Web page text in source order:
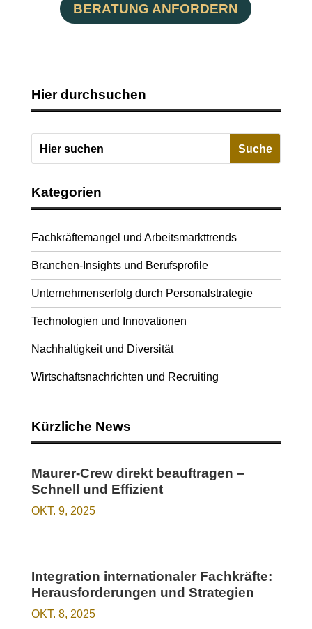
BERATUNG ANFORDERN
Hier durchsuchen
Kategorien
Fachkräftemangel und Arbeitsmarkttrends
Branchen-Insights und Berufsprofile
Unternehmenserfolg durch Personalstrategie
Technologien und Innovationen
Nachhaltigkeit und Diversität
Wirtschaftsnachrichten und Recruiting
Kürzliche News
Maurer-Crew direkt beauftragen –
Schnell und Effizient
OKT. 9, 2025
Integration internationaler Fachkräfte:
Herausforderungen und Strategien
OKT. 8, 2025